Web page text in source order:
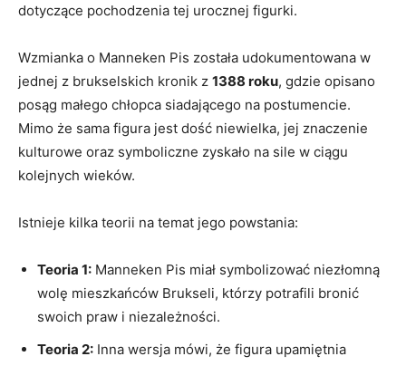
dotyczące pochodzenia tej urocznej figurki.
Wzmianka⁣ o Manneken⁢ Pis została udokumentowana w
jednej z brukselskich kronik z 1388 roku, gdzie opisano
‍posąg małego chłopca siadającego na postumencie.
Mimo ⁣że sama figura jest dość ⁢niewielka, jej ‍znaczenie
kulturowe oraz symboliczne zyskało ​na sile w ciągu
kolejnych wieków.
Istnieje kilka teorii na‌ temat jego powstania:
Teoria 1: Manneken Pis miał symbolizować niezłomną​
wolę ‌mieszkańców Brukseli, którzy ⁤potrafili bronić
swoich praw i niezależności.
Teoria 2: Inna wersja mówi, że figura upamiętnia